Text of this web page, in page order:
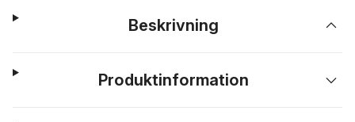
Beskrivning
Produktinformation